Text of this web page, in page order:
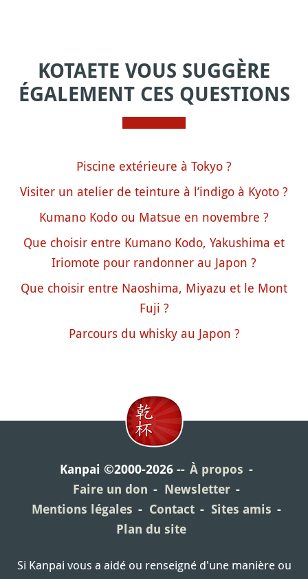
KOTAETE VOUS SUGGÈRE
ÉGALEMENT CES QUESTIONS
Piscine extérieure à Tokyo ?
Visiter un atelier de teinture à l’indigo à Kyoto ?
Kumano Kodo ou Matsue en novembre ?
Que choisir entre Kumano Kodo, Yakushima et
Iriomote pour randonner au Japon ?
Que choisir entre Naoshima, Miyazu et le Mont
Fuji ?
Parcours du whisky au Japon ?
Kanpai ©2000-2026
À propos
Faire un don
Newsletter
Mentions légales
Contact
Sites amis
Plan du site
Si Kanpai vous a aidé ou renseigné d'une manière ou